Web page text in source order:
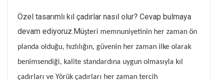
Özel tasarımlı kıl çadırlar nasıl olur? Cevap bulmaya
devam ediyoruz.Müşteri memnuniyetinin her zaman ön
planda olduğu, hızlılığın, güvenin her zaman ilke olarak
benimsendiği, kalite standardına uygun olmasıyla kıl
çadırları ve Yörük çadırları her zaman tercih